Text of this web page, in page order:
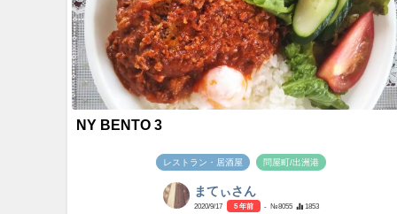
NY BENTO 3
レストラン・居酒屋 問屋町/出洲港
まてぃさん
2020/9/17 5 年前 - №8055 1853